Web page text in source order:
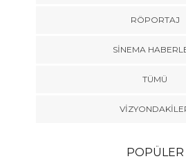
RÖPORTAJ
SINEMA
TÜMÜ
POPÜLER